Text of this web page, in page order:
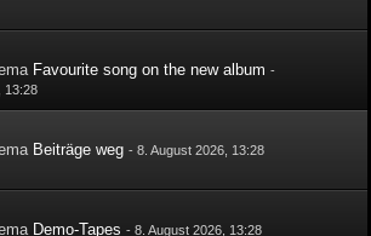
Favourite song on the new album -
13:28
Beiträge weg -8. August 2026, 13:28
Demo-Tapes -8. August 2026, 13:28